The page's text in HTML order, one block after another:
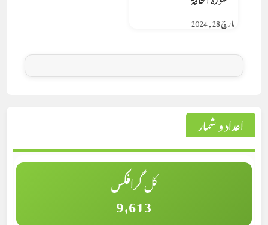
مارچ 28, 2024
اعداد و شمار
کل گرافکس
9,613